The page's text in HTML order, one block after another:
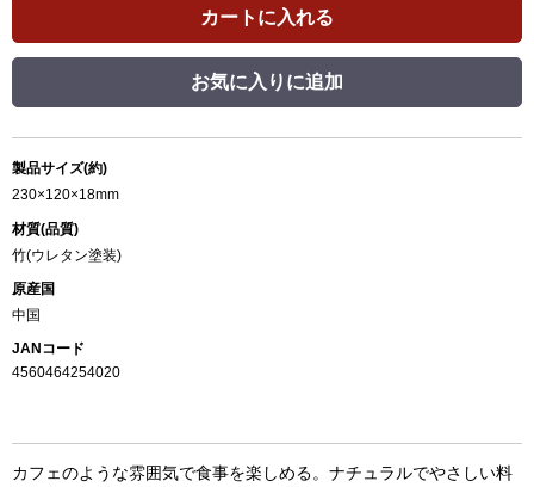
カートに入れる
お気に入りに追加
製品サイズ(約)
230×120×18mm
材質(品質)
竹(ウレタン塗装)
原産国
中国
JANコード
4560464254020
カフェのような雰囲気で食事を楽しめる。ナチュラルでやさしい料